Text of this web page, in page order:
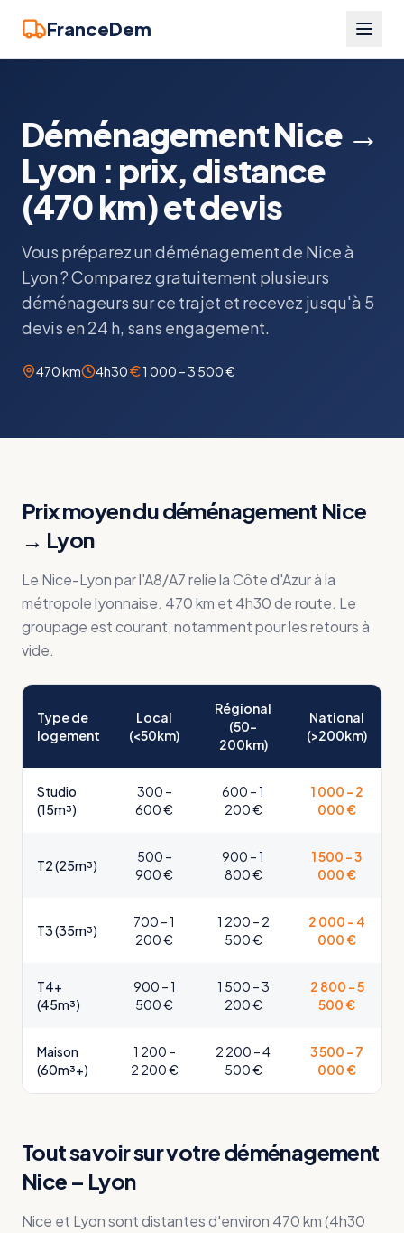
FranceDem
Déménagement Nice →
Lyon : prix, distance
(470 km) et devis
Vous préparez un déménagement de Nice à
Lyon ? Comparez gratuitement plusieurs
déménageurs sur ce trajet et recevez jusqu'à 5
devis en 24 h, sans engagement.
470 km 4h30 1 000 – 3 500 €
Prix moyen du déménagement Nice
→ Lyon
Le Nice-Lyon par l'A8/A7 relie la Côte d'Azur à la
métropole lyonnaise. 470 km et 4h30 de route. Le
groupage est courant, notamment pour les retours à
vide.
Type de
logement
Local
(<50km)
Régional
(50-
200km)
National
(>200km)
Studio
(15m³)
300 –
600 €
600 – 1
200 €
1 000 – 2
000 €
T2 (25m³)
500 –
900 €
900 – 1
800 €
1 500 – 3
000 €
T3 (35m³)
700 – 1
200 €
1 200 – 2
500 €
2 000 – 4
000 €
T4+
(45m³)
900 – 1
500 €
1 500 – 3
200 €
2 800 – 5
500 €
Maison
(60m³+)
1 200 –
2 200 €
2 200 – 4
500 €
3 500 – 7
000 €
Tout savoir sur votre déménagement
Nice – Lyon
Nice et Lyon sont distantes d'environ 470 km (4h30